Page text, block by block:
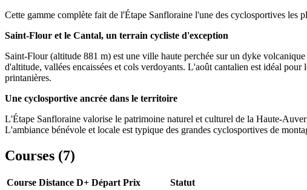
Cette gamme complète fait de l'Étape Sanfloraine l'une des cyclosportives les
Saint-Flour et le Cantal, un terrain cycliste d'exception
Saint-Flour (altitude 881 m) est une ville haute perchée sur un dyke
d'altitude, vallées encaissées et cols verdoyants. L'août cantalien est idéal
printanières.
Une cyclosportive ancrée dans le territoire
L'Étape Sanfloraine valorise le patrimoine naturel et culturel de la Haute-
L'ambiance bénévole et locale est typique des grandes cyclosportives de
Courses (7)
Course Distance D+ Départ Prix
Statut